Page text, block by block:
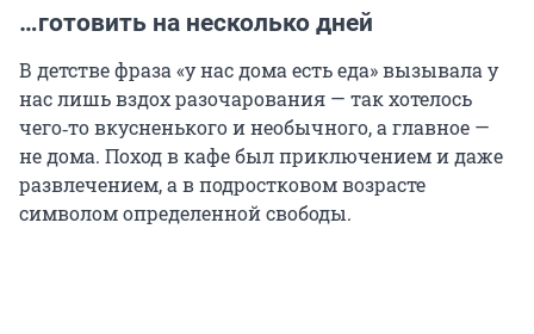
…готовить на несколько дней
В детстве фраза «у нас дома есть еда» вызывала у
нас лишь вздох разочарования — так хотелось
чего‑то вкусненького и необычного, а главное —
не дома. Поход в кафе был приключением и даже
развлечением, а в подростковом возрасте
символом определенной свободы.